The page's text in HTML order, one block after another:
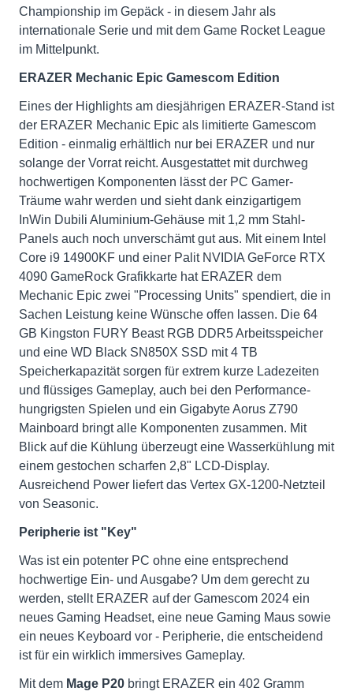
Championship im Gepäck - in diesem Jahr als
internationale Serie und mit dem Game Rocket League
im Mittelpunkt.
ERAZER Mechanic Epic Gamescom Edition
Eines der Highlights am diesjährigen ERAZER-Stand ist
der ERAZER Mechanic Epic als limitierte Gamescom
Edition - einmalig erhältlich nur bei ERAZER und nur
solange der Vorrat reicht. Ausgestattet mit durchweg
hochwertigen Komponenten lässt der PC Gamer-
Träume wahr werden und sieht dank einzigartigem
InWin Dubili Aluminium-Gehäuse mit 1,2 mm Stahl-
Panels auch noch unverschämt gut aus. Mit einem Intel
Core i9 14900KF und einer Palit NVIDIA GeForce RTX
4090 GameRock Grafikkarte hat ERAZER dem
Mechanic Epic zwei "Processing Units" spendiert, die in
Sachen Leistung keine Wünsche offen lassen. Die 64
GB Kingston FURY Beast RGB DDR5 Arbeitsspeicher
und eine WD Black SN850X SSD mit 4 TB
Speicherkapazität sorgen für extrem kurze Ladezeiten
und flüssiges Gameplay, auch bei den Performance-
hungrigsten Spielen und ein Gigabyte Aorus Z790
Mainboard bringt alle Komponenten zusammen. Mit
Blick auf die Kühlung überzeugt eine Wasserkühlung mit
einem gestochen scharfen 2,8" LCD-Display.
Ausreichend Power liefert das Vertex GX-1200-Netzteil
von Seasonic.
Peripherie ist "Key"
Was ist ein potenter PC ohne eine entsprechend
hochwertige Ein- und Ausgabe? Um dem gerecht zu
werden, stellt ERAZER auf der Gamescom 2024 ein
neues Gaming Headset, eine neue Gaming Maus sowie
ein neues Keyboard vor - Peripherie, die entscheidend
ist für ein wirklich immersives Gameplay.
Mit dem Mage P20 bringt ERAZER ein 402 Gramm